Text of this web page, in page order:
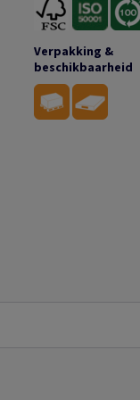
Verpakking &
beschikbaarheid